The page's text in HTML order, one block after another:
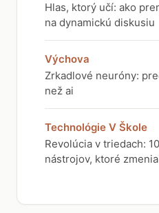
Hlas, ktorý učí: ako
na dynamickú diskusiu
Výchova
Zrkadlové neuróny:
než ai
Technológie V Škole
Revolúcia v triedach:
nástrojov, ktoré